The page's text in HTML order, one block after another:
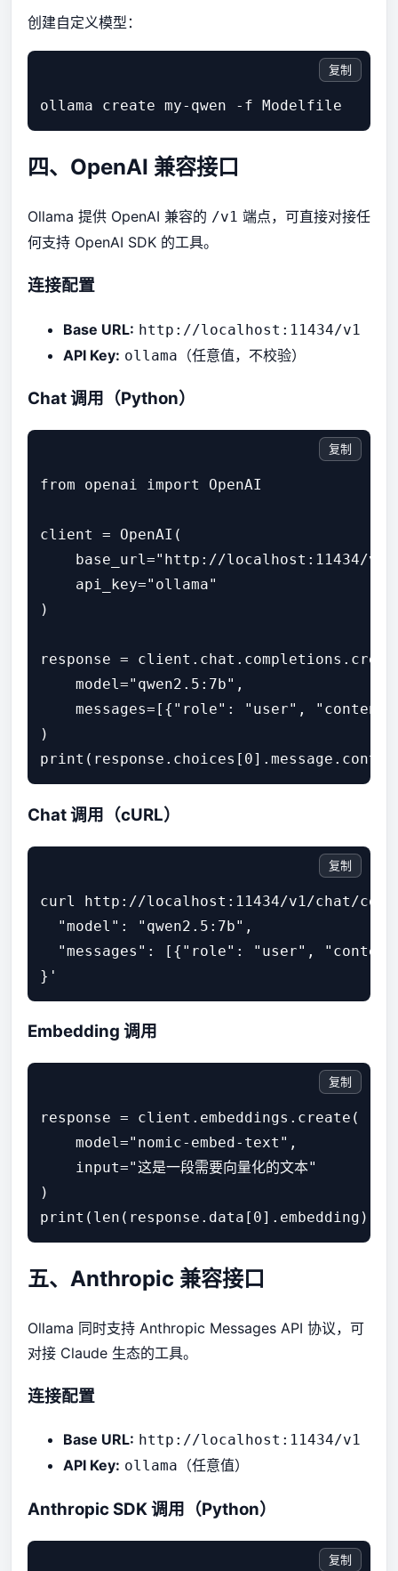
创建自定义模型：
ollama create my-qwen -f Modelfile
复制
四、OpenAI 兼容接口
Ollama 提供 OpenAI 兼容的 /v1 端点，可直接对接任
何支持 OpenAI SDK 的工具。
连接配置
Base URL: http://localhost:11434/v1
API Key: ollama （任意值，不校验）
Chat 调用（Python）
from openai import OpenAI
client = OpenAI(
base_url="http://localhost:11434/
    api_key="ollama"
)
response =
    model="qwen2.5:7b",
messages=[{"role": "user",
)
复制
Chat 调用（cURL）
curl http://localhost:11434/v1/chat/
  "model": "qwen2.5:7b",
"messages": [{"role": "user",
}'
复制
Embedding 调用
response = client.embeddings.create(
    model="nomic-embed-text",
    input="这是一段需要向量化的文本"
)
print(len(response.data[0].embedding))
复制
五、Anthropic 兼容接口
Ollama 同时支持 Anthropic Messages API 协议，可
对接 Claude 生态的工具。
连接配置
Base URL: http://localhost:11434/v1
API Key: ollama （任意值）
Anthropic SDK 调用（Python）
复制